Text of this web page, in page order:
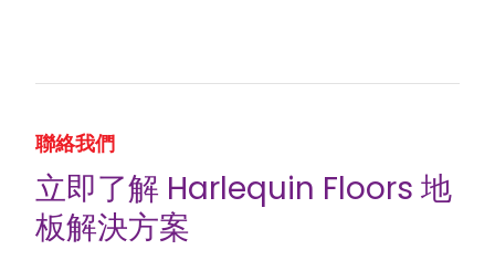
聯絡我們
立即了解 Harlequin Floors 地
板解決方案